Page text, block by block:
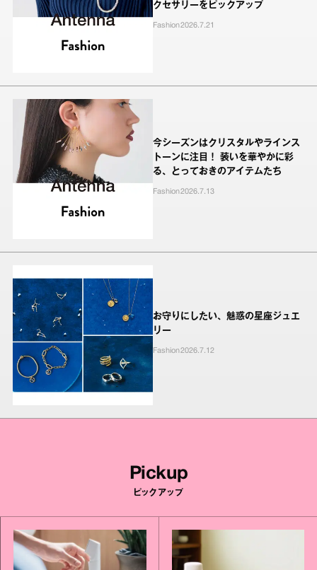
クセサリーをピックアップ
Fashion2026.7.21
今シーズンはクリスタルやラインス
トーンに注目！ 装いを華やかに彩
る、とっておきのアイテムたち
Fashion2026.7.13
お守りにしたい、魅惑の星座ジュエ
リー
Fashion2026.7.12
Pickup
ピックアップ